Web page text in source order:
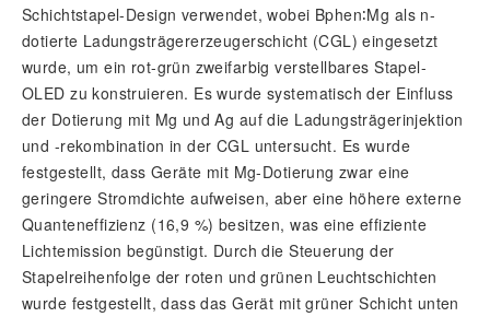
Schichtstapel-Design verwendet, wobei Bphen∶Mg als n-
dotierte Ladungsträgererzeugerschicht (CGL) eingesetzt
wurde, um ein rot-grün zweifarbig verstellbares Stapel-
OLED zu konstruieren. Es wurde systematisch der Einfluss
der Dotierung mit Mg und Ag auf die Ladungsträgerinjektion
und -rekombination in der CGL untersucht. Es wurde
festgestellt, dass Geräte mit Mg-Dotierung zwar eine
geringere Stromdichte aufweisen, aber eine höhere externe
Quanteneffizienz (16,9 %) besitzen, was eine effiziente
Lichtemission begünstigt. Durch die Steuerung der
Stapelreihenfolge der roten und grünen Leuchtschichten
wurde festgestellt, dass das Gerät mit grüner Schicht unten